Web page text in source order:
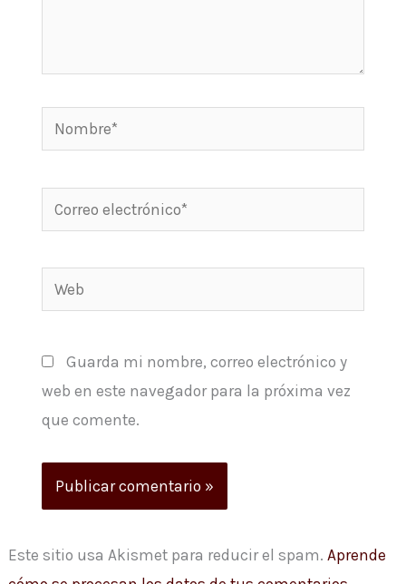
Nombre*
Correo
electrónico*
Web
Guarda mi nombre, correo electrónico y
web en este navegador para la próxima vez
que comente.
Este sitio usa Akismet para reducir el spam.Aprende